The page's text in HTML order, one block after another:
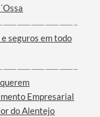
seguros em todo
Empresarial
do Alentejo